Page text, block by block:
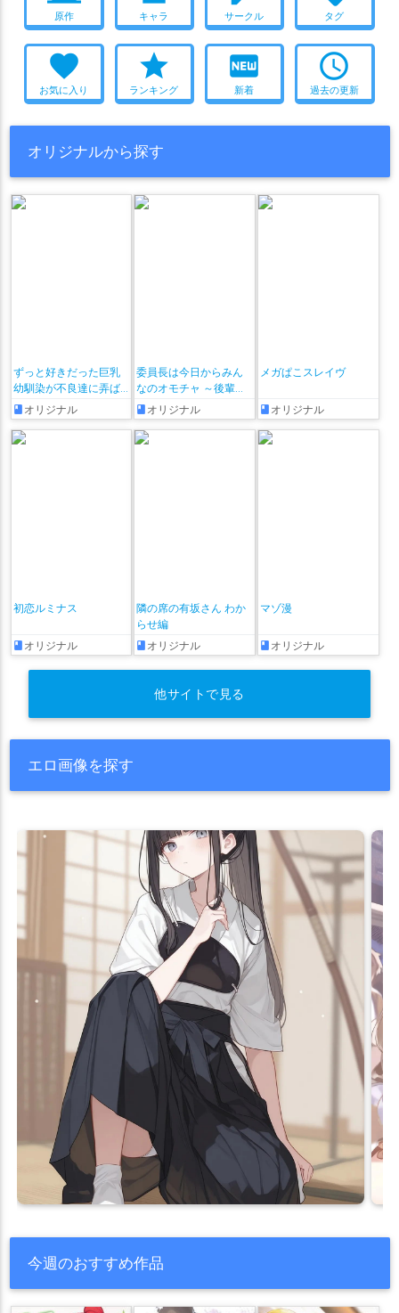
原作 キャラ サークル タグ
favorite
お気に入り
star
ランキング
fiber_new
新着
access_time
過去の更新
オリジナルから探す
ずっと好きだった巨乳
幼馴染が不良達に弄ば
れた七日間 その後
オリジナル
委員長は今日からみん
なのオモチャ ～後輩に
全部晒されちゃう編♡
～ + おまけ漫画♡
オリジナル
メガぱこスレイヴ
オリジナル
初恋ルミナス
オリジナル
隣の席の有坂さん わか
らせ編
オリジナル
マゾ漫
オリジナル
他サイトで見る
エロ画像を探す
今週のおすすめ作品